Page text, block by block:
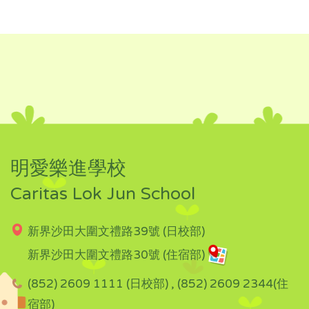
明愛樂進學校
Caritas Lok Jun School
新界沙田大圍文禮路39號 (日校部)
新界沙田大圍文禮路30號 (住宿部)
(852) 2609 1111 (日校部) , (852) 2609 2344(住
宿部)